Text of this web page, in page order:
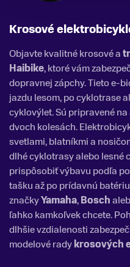
Krosové
Objavte kvalitné krosové a
Haibike, ktoré vám
dopravnej zápchy. Tieto e-
jazdu lesom, po cyklotrase
cyklovýlet. Sú pripravené
dvoch kolesách.
svetlami, blatníkmi a
dlhé cyklotrasy alebo lesné
prispôsobiť výbavu podľa
tašku až po prídavnú
značkyYamaha,Bosch
ľahko kamkoľvek chcete.
dlhšie vzdialenosti
modelové radykrosových